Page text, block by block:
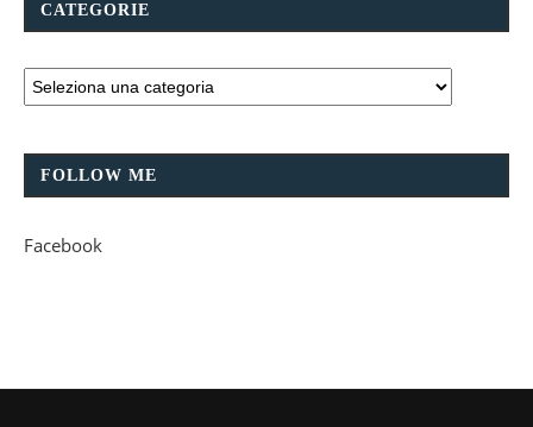
CATEGORIE
FOLLOW ME
Facebook